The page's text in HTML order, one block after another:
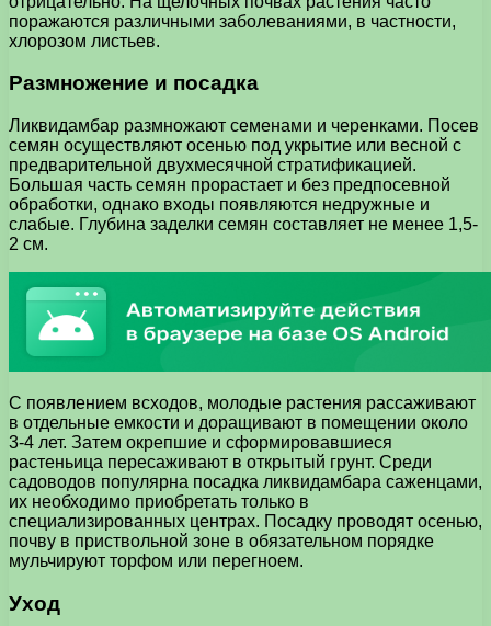
поражаются различными заболеваниями, в частности,
хлорозом листьев.
Размножение и посадка
Ликвидамбар размножают семенами и черенками. Посев
семян осуществляют осенью под укрытие или весной с
предварительной двухмесячной стратификацией.
Большая часть семян прорастает и без предпосевной
обработки, однако входы появляются недружные и
слабые. Глубина заделки семян составляет не менее 1,5-
2 см.
С появлением всходов, молодые растения рассаживают
в отдельные емкости и доращивают в помещении около
3-4 лет. Затем окрепшие и сформировавшиеся
растеньица пересаживают в открытый грунт. Среди
садоводов популярна посадка ликвидамбара саженцами,
их необходимо приобретать только в
специализированных центрах. Посадку проводят осенью,
почву в приствольной зоне в обязательном порядке
мульчируют торфом или перегноем.
Уход